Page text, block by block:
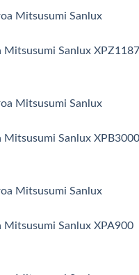
Mitsusumi Sanlux XPZ1187
Mitsusumi Sanlux XPB3000
Mitsusumi Sanlux XPA900